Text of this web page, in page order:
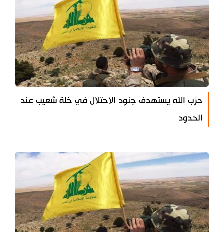
حزب الله يستهدف جنود الاحتلال في خلة شعيب عند
الحدود